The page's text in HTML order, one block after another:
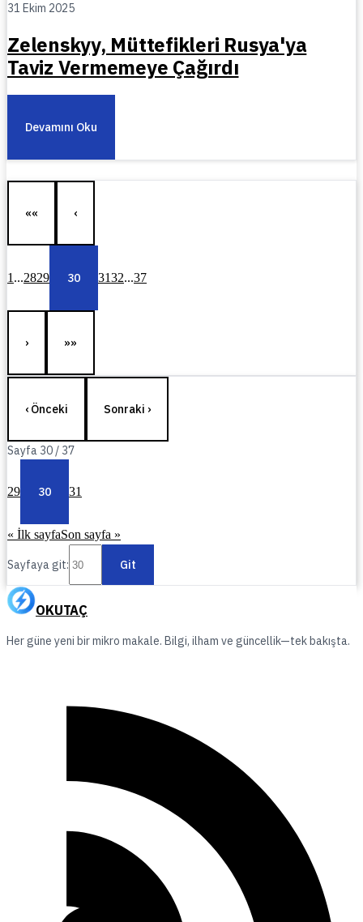
31 Ekim 2025
Zelenskyy, Müttefikleri Rusya'ya
Taviz Vermemeye Çağırdı
Devamını Oku
«« ‹
1 ...2829 30 3132...37
› »»
‹ Önceki Sonraki ›
Sayfa 30 / 37
29 30 31
« İlk sayfaSon sayfa »
Sayfaya git: Git
OKUTAÇ
Her güne yeni bir mikro makale. Bilgi, ilham ve güncellik—tek bakışta.